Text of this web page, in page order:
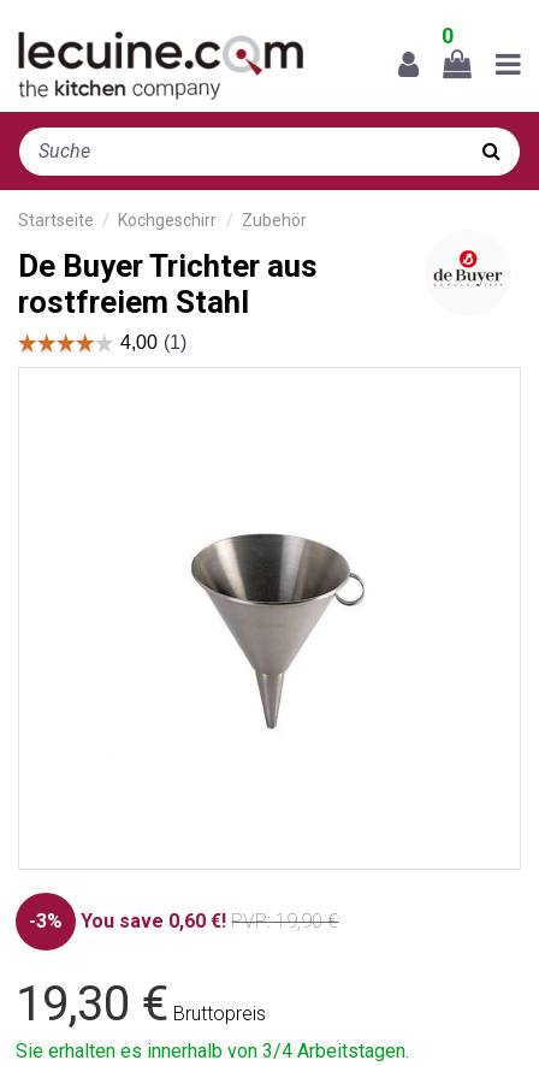
0
Startseite Kochgeschirr Zubehör
De Buyer Trichter aus
rostfreiem Stahl
-3% You save 0,60 €! PVP: 19,90 €
19,30 € Bruttopreis
Sie erhalten es innerhalb von 3/4 Arbeitstagen.